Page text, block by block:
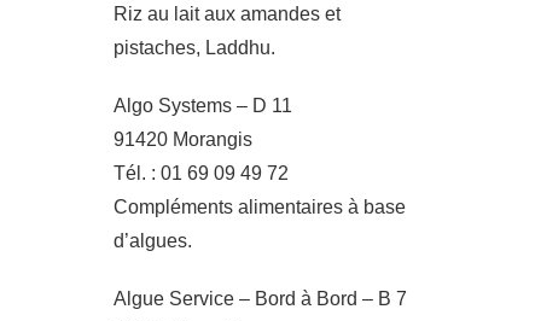
Riz au lait aux amandes et
pistaches, Laddhu.
Algo Systems – D 11
91420 Morangis
Tél. : 01 69 09 49 72
Compléments alimentaires à base
d’algues.
Algue Service – Bord à Bord – B 7